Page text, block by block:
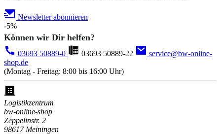
Newsletter abonnieren
-5%
Können wir Dir helfen?
03693 50889-0 03693 50889-22
service@bw-online-
shop.de
(Montag - Freitag: 8:00 bis 16:00 Uhr)
Logistikzentrum
bw-online-shop
Zeppelinstr. 2
98617 Meiningen